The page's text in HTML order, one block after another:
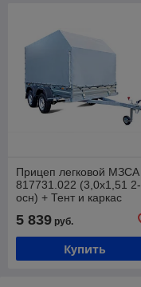
Прицеп легковой МЗСА
817731.022 (3,0х1,51 2-
осн) + Тент и каркас
5 839 руб.
Купить